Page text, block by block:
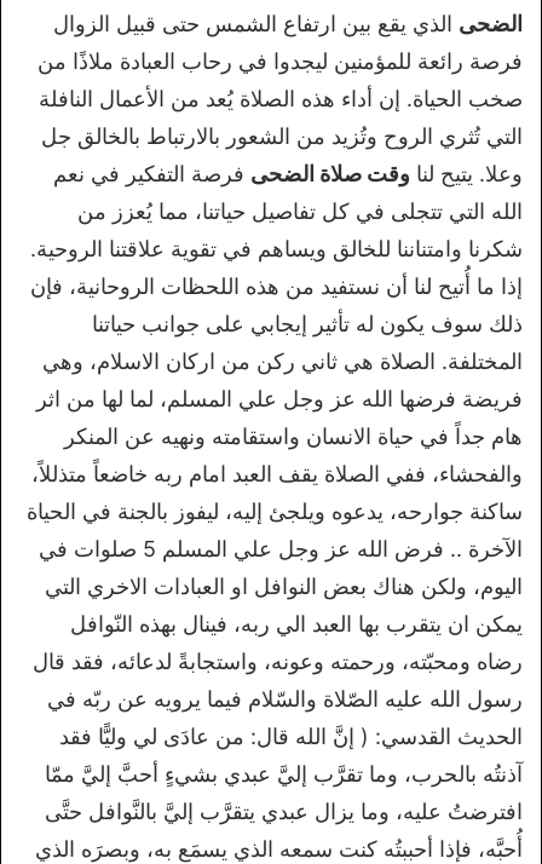
الضحى الذي يقع بين ارتفاع الشمس حتى قبيل الزوال
فرصة رائعة للمؤمنين ليجدوا في رحاب العبادة ملاذًا من
صخب الحياة. إن أداء هذه الصلاة يُعد من الأعمال النافلة
التي تُثري الروح وتُزيد من الشعور بالارتباط بالخالق جل
وعلا. يتيح لنا وقت صلاة الضحى فرصة التفكير في نعم
الله التي تتجلى في كل تفاصيل حياتنا، مما يُعزز من
شكرنا وامتناننا للخالق ويساهم في تقوية علاقتنا الروحية.
إذا ما أُتيح لنا أن نستفيد من هذه اللحظات الروحانية، فإن
ذلك سوف يكون له تأثير إيجابي على جوانب حياتنا
المختلفة. الصلاة هي ثاني ركن من اركان الاسلام، وهي
فريضة فرضها الله عز وجل علي المسلم، لما لها من اثر
هام جداً في حياة الانسان واستقامته ونهيه عن المنكر
والفحشاء، ففي الصلاة يقف العبد امام ربه خاضعاً متذللاً،
ساكنة جوارحه، يدعوه ويلجئ إليه، ليفوز بالجنة في الحياة
الآخرة .. فرض الله عز وجل علي المسلم 5 صلوات في
اليوم، ولكن هناك بعض النوافل او العبادات الاخري التي
يمكن ان يتقرب بها العبد الي ربه، فينال بهذه النّوافل
رضاه ومحبّته، ورحمته وعونه، واستجابةً لدعائه، فقد قال
رسول الله عليه الصّلاة والسّلام فيما يرويه عن ربّه في
الحديث القدسي: ( إنَّ الله قال: من عادَى لي وليًّا فقد
آذنتُه بالحرب، وما تقرَّب إليَّ عبدي بشيءٍ أحبَّ إليَّ ممّا
افترضتُ عليه، وما يزال عبدي يتقرَّب إليَّ بالنَّوافل حتَّى
أُحبَّه، فإذا أحببتُه كنت سمعه الذي يسمَع به، وبصرَه الذي